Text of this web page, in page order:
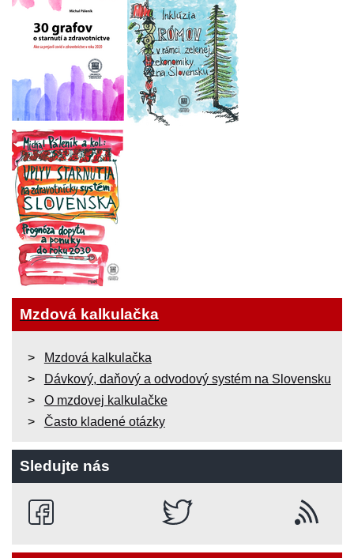
Mzdová kalkulačka
Mzdová kalkulačka
Dávkový, daňový a odvodový systém na Slovensku
O mzdovej kalkulačke
Často kladené otázky
Sledujte nás